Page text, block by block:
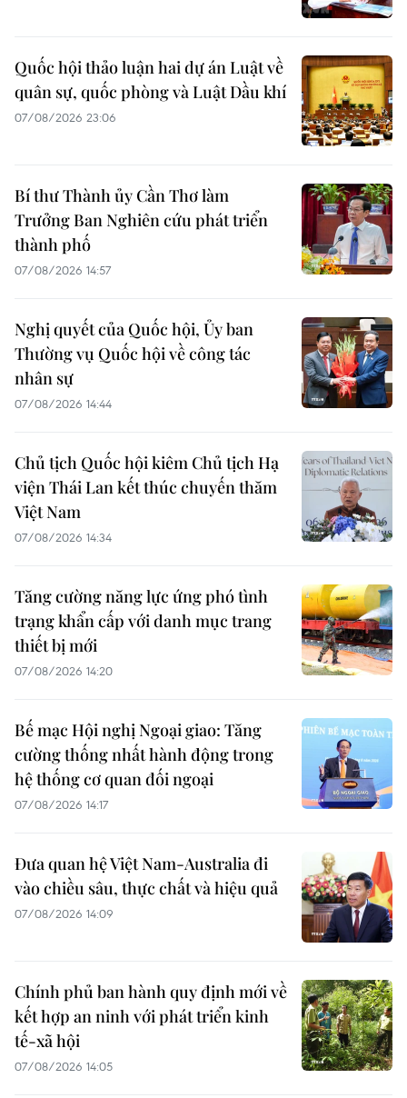
Quốc hội thảo luận hai dự án Luật về
quân sự, quốc phòng và Luật Dầu khí
07/08/2026 23:06
Bí thư Thành ủy Cần Thơ làm
Trưởng Ban Nghiên cứu phát triển
thành phố
07/08/2026 14:57
Nghị quyết của Quốc hội, Ủy ban
Thường vụ Quốc hội về công tác
nhân sự
07/08/2026 14:44
Chủ tịch Quốc hội kiêm Chủ tịch Hạ
viện Thái Lan kết thúc chuyến thăm
Việt Nam
07/08/2026 14:34
Tăng cường năng lực ứng phó tình
trạng khẩn cấp với danh mục trang
thiết bị mới
07/08/2026 14:20
Bế mạc Hội nghị Ngoại giao: Tăng
cường thống nhất hành động trong
hệ thống cơ quan đối ngoại
07/08/2026 14:17
Đưa quan hệ Việt Nam-Australia đi
vào chiều sâu, thực chất và hiệu quả
07/08/2026 14:09
Chính phủ ban hành quy định mới về
kết hợp an ninh với phát triển kinh
tế-xã hội
07/08/2026 14:05